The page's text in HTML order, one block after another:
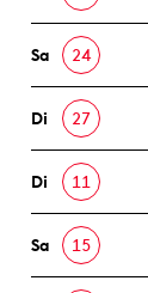
Sa 24
Di 27
Di 11
Sa 15